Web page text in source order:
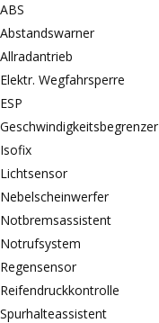
ABS
Abstandswarner
Allradantrieb
Elektr. Wegfahrsperre
ESP
Geschwindigkeitsbegrenzer
Isofix
Lichtsensor
Nebelscheinwerfer
Notbremsassistent
Notrufsystem
Regensensor
Reifendruckkontrolle
Spurhalteassistent